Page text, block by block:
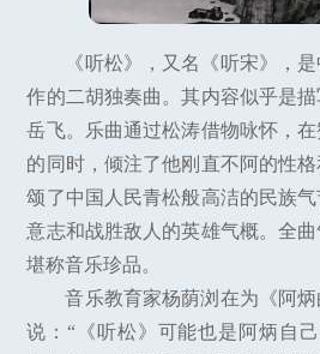
《听松》，又名《听宋》，
作的二胡独奏曲。其内容似乎是
岳飞。乐曲通过松涛借物咏怀，
的同时，倾注了他刚直不阿的性
颂了中国人民青松般高洁的民族
意志和战胜敌人的英雄气概。全曲
堪称音乐珍品。
音乐教育家杨荫浏在为《阿
说：“《听松》可能也是阿炳自